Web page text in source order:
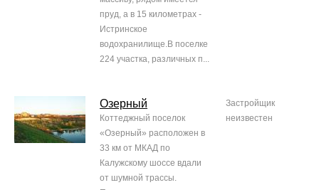
пруд, а в 15 километрах -
Истринское
водохранилище.В поселке
224 участка, различных п...
Озерный
Коттеджный поселок
«Озерный» расположен в
33 км от МКАД по
Калужскому шоссе вдали
от шумной трассы.
Застройщик
неизвестен